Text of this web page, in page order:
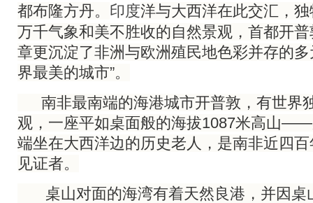
都布隆方丹。 印度洋与大西洋在此交汇，
万千气象和美不胜收的自然景观，首都开
章更沉淀了非洲与欧洲殖民地色彩并存的
界最美的城市”。
南非最南端的海港城市开普敦，有世界
观，一座平如桌面般的海拔1087米高山
端坐在大西洋边的历史老人，是南非近四
见证者。
桌山对面的海湾有着天然良港，并因桌